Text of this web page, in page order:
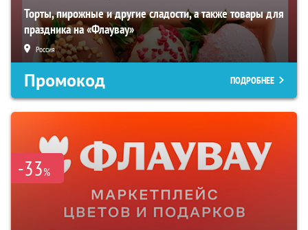
Торты, пирожные и другие сладости, а также товары для
праздника на «Флаувау»
Россия
Промокод ПОДРОБНЕЕ
-33%